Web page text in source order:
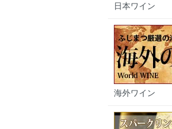
日本ワイン
海外ワイン